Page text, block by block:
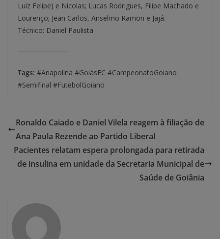
Luiz Felipe) e Nicolas; Lucas Rodrigues, Filipe Machado e
Lourenço; Jean Carlos, Anselmo Ramon e Jajá.
Técnico: Daniel Paulista
Tags: #Anapolina #GoiásEC #CampeonatoGoiano
#Semifinal #FutebolGoiano
Ronaldo Caiado e Daniel Vilela reagem à filiação de
Ana Paula Rezende ao Partido Liberal
Pacientes relatam espera prolongada para retirada
de insulina em unidade da Secretaria Municipal de
Saúde de Goiânia